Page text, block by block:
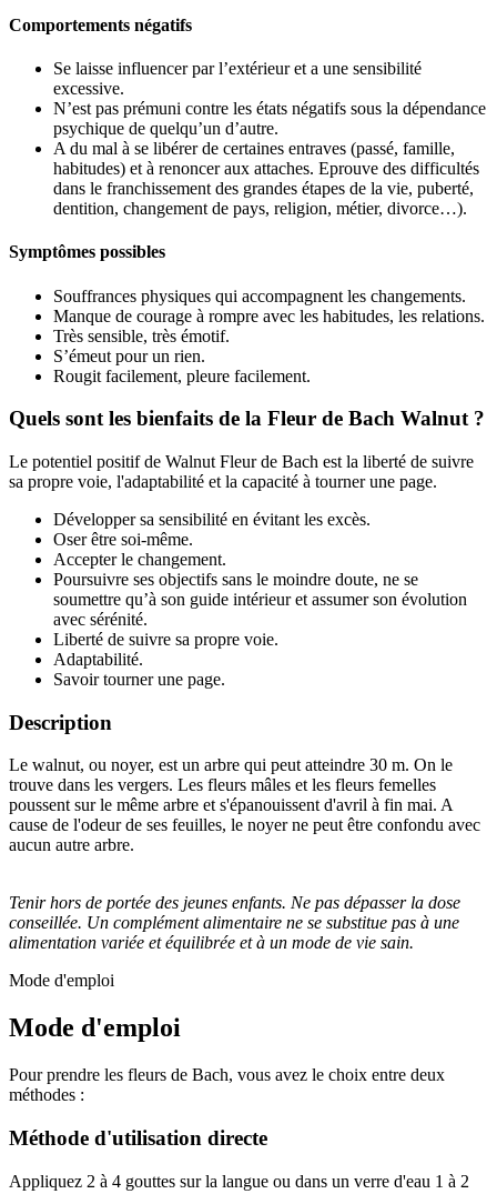
Comportements négatifs
Se laisse influencer par l’extérieur et a une sensibilité
excessive.
N’est pas prémuni contre les états négatifs sous la dépendance
psychique de quelqu’un d’autre.
A du mal à se libérer de certaines entraves (passé, famille,
habitudes) et à renoncer aux attaches. Eprouve des difficultés
dans le franchissement des grandes étapes de la vie, puberté,
dentition, changement de pays, religion, métier, divorce…).
Symptômes possibles
Souffrances physiques qui accompagnent les changements.
Manque de courage à rompre avec les habitudes, les relations.
Très sensible, très émotif.
S’émeut pour un rien.
Rougit facilement, pleure facilement.
Quels sont les bienfaits de la Fleur de Bach Walnut ?
Le potentiel positif de Walnut Fleur de Bach est la liberté de suivre
sa propre voie, l'adaptabilité et la capacité à tourner une page.
Développer sa sensibilité en évitant les excès.
Oser être soi-même.
Accepter le changement.
Poursuivre ses objectifs sans le moindre doute, ne se
soumettre qu’à son guide intérieur et assumer son évolution
avec sérénité.
Liberté de suivre sa propre voie.
Adaptabilité.
Savoir tourner une page.
Description
Le walnut, ou noyer, est un arbre qui peut atteindre 30 m. On le
trouve dans les vergers. Les fleurs mâles et les fleurs femelles
poussent sur le même arbre et s'épanouissent d'avril à fin mai. A
cause de l'odeur de ses feuilles, le noyer ne peut être confondu avec
aucun autre arbre.
Tenir hors de portée des jeunes enfants. Ne pas dépasser la dose
conseillée. Un complément alimentaire ne se substitue pas à une
alimentation variée et équilibrée et à un mode de vie sain.
Mode d'emploi
Mode d'emploi
Pour prendre les fleurs de Bach, vous avez le choix entre deux
méthodes :
Méthode d'utilisation directe
Appliquez 2 à 4 gouttes sur la langue ou dans un verre d'eau 1 à 2